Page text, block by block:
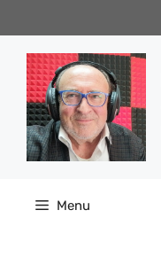
al
contenuto
Menu